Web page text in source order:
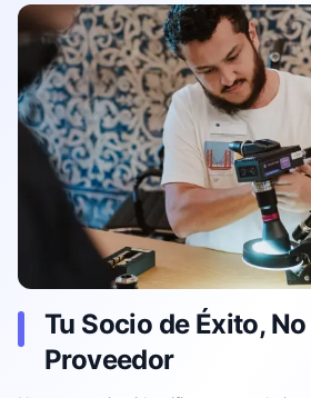
Tu Socio de Éxito,
Proveedor